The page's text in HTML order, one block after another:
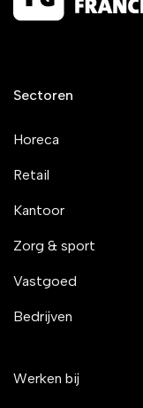
Sectoren
Horeca
Retail
Kantoor
Zorg & sport
Vastgoed
Bedrijven
Werken bij